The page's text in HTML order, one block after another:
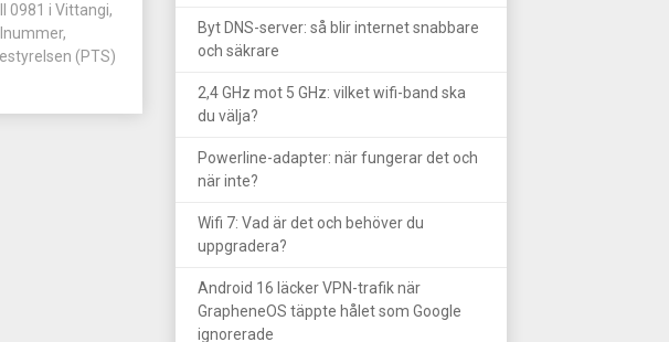
0981 i Vittangi,
(PTS)
Byt DNS-server: så blir internet snabbare
och säkrare
2,4 GHz mot 5 GHz: vilket wifi-band ska
du välja?
Powerline-adapter: när fungerar det och
när inte?
Wifi 7: Vad är det och behöver du
uppgradera?
Android 16 läcker VPN-trafik när
GrapheneOS täppte hålet som Google
ignorerade